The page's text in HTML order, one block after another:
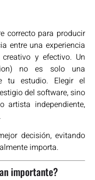
correcto para producir
entre una experiencia
y efectivo. Un
no es solo una
tu estudio. Elegir el
del software, sino
artista independiente,
decisión, evitando
importa.
importante?